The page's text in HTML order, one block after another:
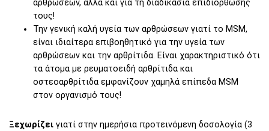
αρθρώσεων, αλλά και για τη διαδικασία επιδιόρθωσής
τους!
Την γενική καλή υγεία των αρθρώσεων γιατί το MSM,
είναι ιδιαίτερα επιβοηθητικό για την υγεία των
αρθρώσεων και την αρθρίτιδα. Είναι χαρακτηριστικό ότι
τα άτομα με ρευματοειδή αρθρίτιδα και
οστεοαρθρίτιδα εμφανίζουν χαμηλά επίπεδα MSM
στον οργανισμό τους!
Ξεχωρίζει γιατί στην ημερήσια προτεινόμενη δοσολογία (3